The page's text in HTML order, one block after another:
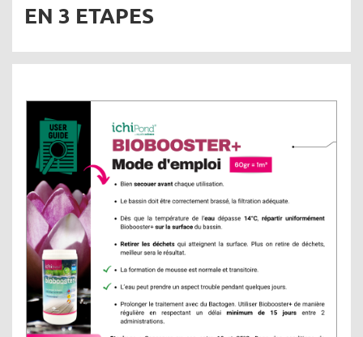
EN 3 ETAPES